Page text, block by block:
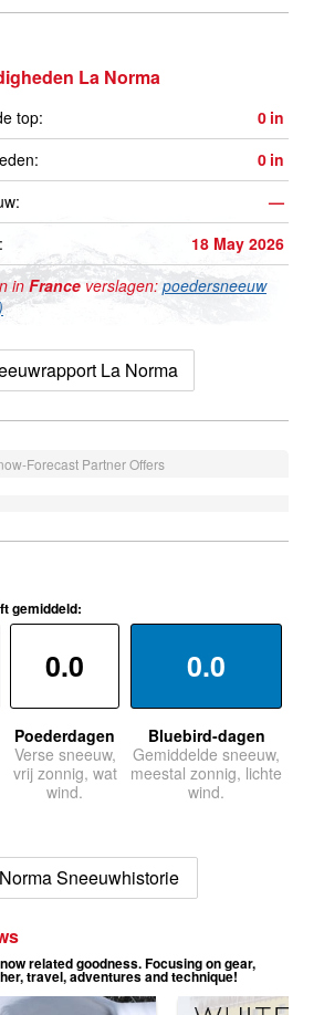
La Norma
top: 0 in
0 in
—
18 May 2026
in France verslagen: poedersneeuw
La Norma
Forecast Partner Offers
gemiddeld:
0.0
Poederdagen
Verse sneeuw,
vrij zonnig, wat
wind.
0.0
Bluebird-dagen
Gemiddelde sneeuw,
meestal zonnig, lichte
wind.
Sneeuwhistorie